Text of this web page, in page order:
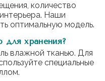
количество
Наши
оптимальную модель.
для хранения?
влажной тканью. Для
специальные